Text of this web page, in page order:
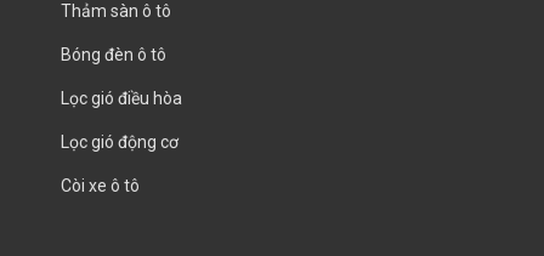
Thảm sàn ô tô
Bóng đèn ô tô
Lọc gió điều hòa
Lọc gió động cơ
Còi xe ô tô